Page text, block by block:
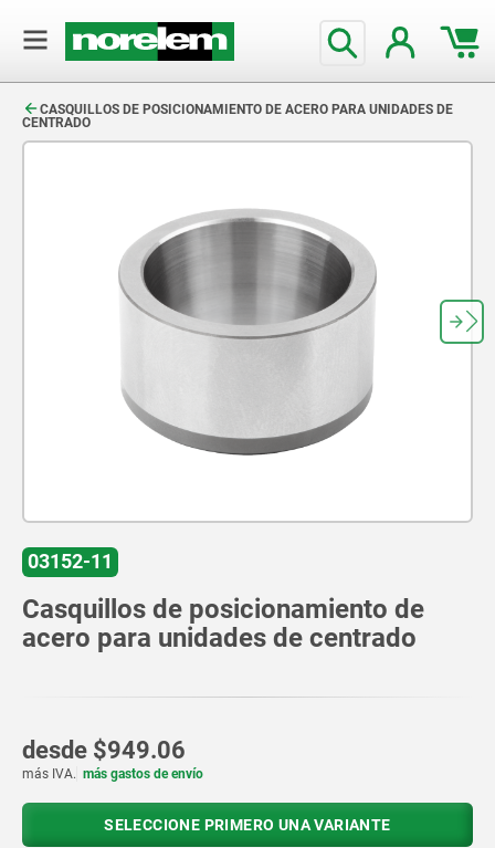
CASQUILLOS DE POSICIONAMIENTO DE ACERO PARA UNIDADES DE
CENTRADO
03152-11
Casquillos de posicionamiento de
acero para unidades de centrado
desde $949.06
más IVA. más gastos de envío
SELECCIONE PRIMERO UNA VARIANTE